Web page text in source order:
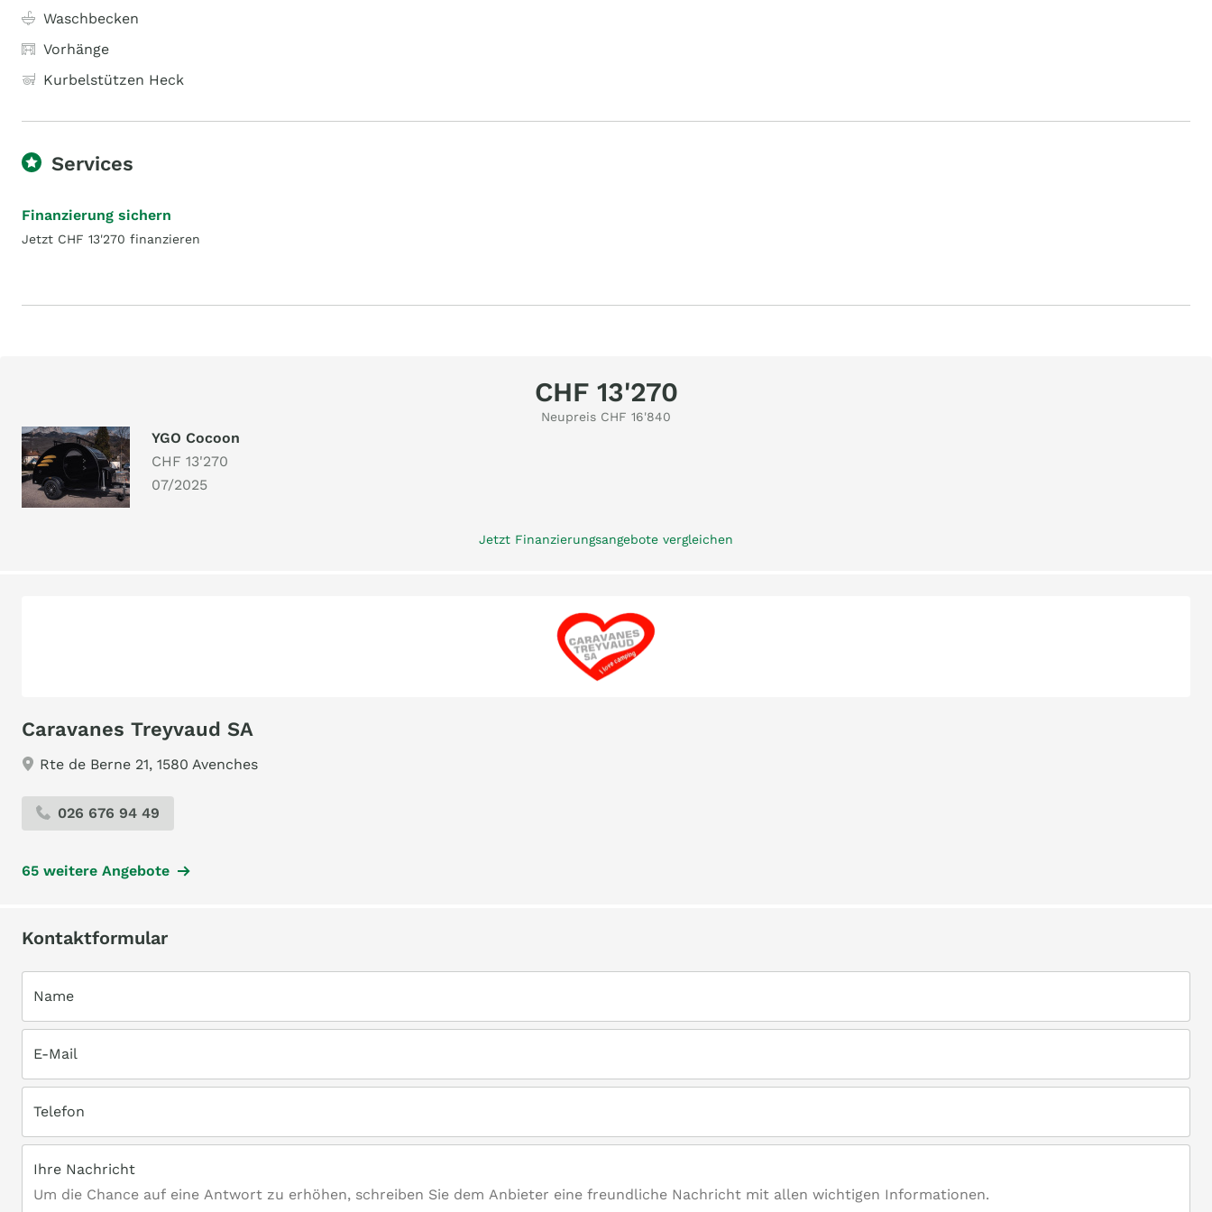
Waschbecken
Vorhänge
Kurbelstützen Heck
Services
Finanzierung sichern
Jetzt CHF 13'270 finanzieren
CHF 13'270
Neupreis CHF 16'840
YGO Cocoon
CHF 13'270
07/2025
Jetzt Finanzierungsangebote vergleichen
Caravanes Treyvaud SA
Rte de Berne 21, 1580 Avenches
026 676 94 49
65 weitere Angebote
Kontaktformular
Name
E-Mail
Telefon
Ihre Nachricht